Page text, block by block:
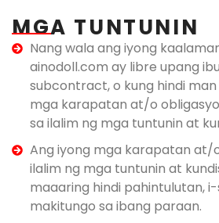
MGA TUNTUNIN
Nang wala ang iyong
ainodoll.com ay libre upang
subcontract, o kung hindi
mga karapatan at/o
sa ilalim ng mga tuntunin at
Ang iyong mga karapatan at/
ilalim ng mga tuntunin at
maaaring hindi pahintulutan,
makitungo sa ibang paraan.